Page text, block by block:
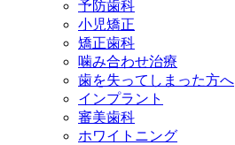
予防歯科
小児矯正
矯正歯科
噛み合わせ治療
歯を失ってしまった方へ
インプラント
審美歯科
ホワイトニング